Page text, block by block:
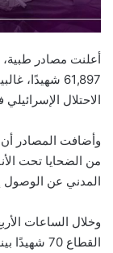
أعلنت مصادر
61,897
الاحتلال الإسرائيلي
من الضحايا تحت
المدني عن الوصول
وخلال الساعات
القطاع